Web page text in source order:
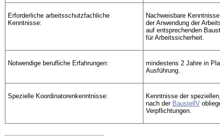
Erforderliche arbeitsschutzfachliche
Kenntnisse:
Nachweisbare
der Anwendung der
auf entsprechenden
für Arbeitssicherheit.
Notwendige berufliche Erfahrungen:
mindestens 2 Jahre in
Ausführung.
Spezielle Koordinatorenkenntnisse:
Kenntnisse der
nach der BaustellV
Verpflichtungen.